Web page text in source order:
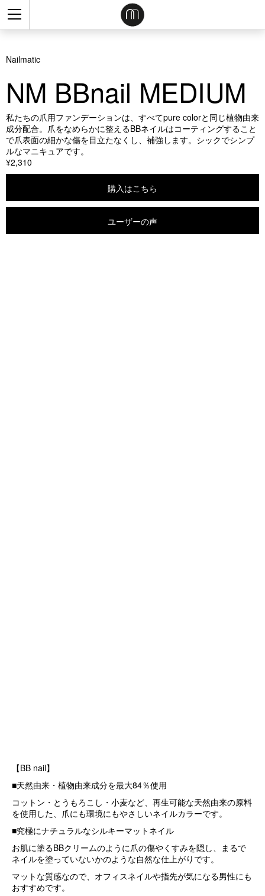
Nailmatic
NM BBnail MEDIUM
私たちの爪用ファンデーションは、すべてpure colorと同じ植物由来
成分配合。爪をなめらかに整えるBBネイルはコーティングすること
で爪表面の細かな傷を目立たなくし、補強します。シックでシンプ
ルなマニキュアです。
¥2,310
購入はこちら
ユーザーの声
【BB nail】
■天然由来・植物由来成分を最大84％使用
コットン・とうもろこし・小麦など、再生可能な天然由来の原料
を使用した、爪にも環境にもやさしいネイルカラーです。
■究極にナチュラルなシルキーマットネイル
お肌に塗るBBクリームのように爪の傷やくすみを隠し、まるで
ネイルを塗っていないかのような自然な仕上がりです。
マットな質感なので、オフィスネイルや指先が気になる男性にも
おすすめです。